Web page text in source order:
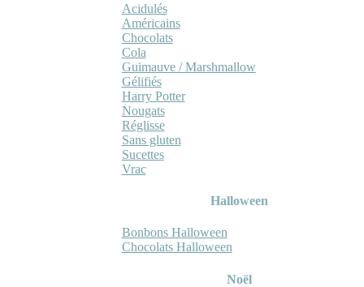
Acidulés
Américains
Chocolats
Cola
Guimauve / Marshmallow
Gélifiés
Harry Potter
Nougats
Réglisse
Sans gluten
Sucettes
Vrac
Halloween
Bonbons Halloween
Chocolats Halloween
Noël